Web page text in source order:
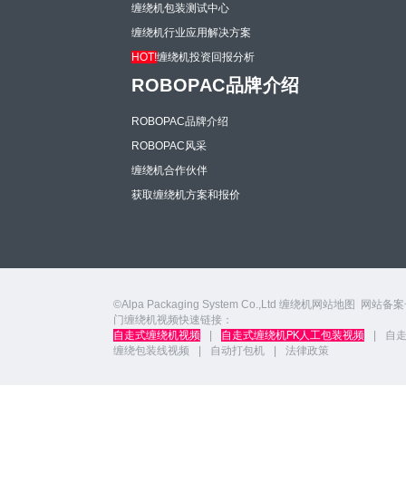
缠绕机包装测试中心
缠绕机行业应用解决方案
HOT!缠绕机投资回报分析
ROBOPAC品牌介绍
ROBOPAC品牌介绍
ROBOPAC风采
缠绕机合作伙伴
获取缠绕机方案和报价
©Alpa Packaging System Co.,Ltd 缠绕机网站地图 网站备
门缠绕机视频快速链接：
自走式缠绕机视频
| 自走式缠绕机PK人工包装视频 |
自
缠绕包装线视频
| 自动打包机 | 法律政策